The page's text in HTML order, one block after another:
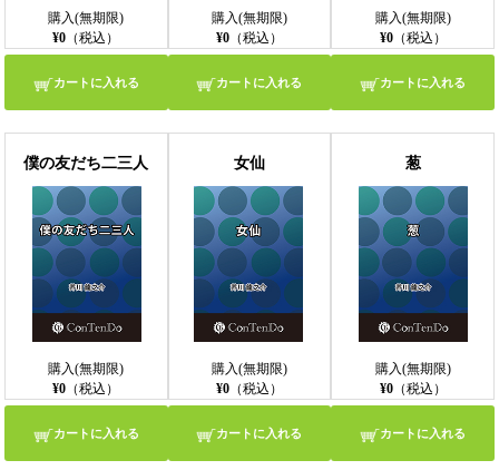
購入(無期限)
¥0 （税込）
カートに入れる
購入(無期限)
¥0（税込）
カートに入れる
購入(無期限)
¥0（税込）
カートに入れる
僕の友だち二三人
購入(無期限)
¥0 （税込）
カートに入れる
女仙
購入(無期限)
¥0（税込）
カートに入れる
葱
購入(無期限)
¥0（税込）
カートに入れる